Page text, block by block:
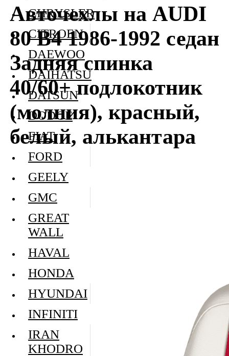
Авточехлы на AUDI
80 В4 1986-1992 седан
Задняя спинка
40/60+ подлокотник
(молния), красный,
белый, алькантара
CHRYSLER
CITROEN
DAEWOO
DAIHATSU
DATSUN
DODGE
FIAT
FORD
GEELY
GMC
GREAT
WALL
HAVAL
HONDA
HYUNDAI
INFINITI
IRAN
KHODRO